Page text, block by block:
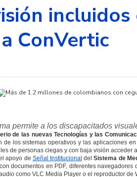
ConVertic
permite a los discapacitados
de las nuevas Tecnologías y las
de los sistemas operativos y las aplicaciones
de personas ciegas y con baja visión acceder
apoyo de Señal Institucional delSistema de
documentos en PDF, diferentes
como VLC Media Player o el reproductor de